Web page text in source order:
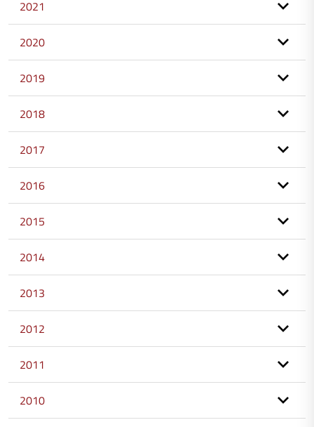
2021
2020
2019
2018
2017
2016
2015
2014
2013
2012
2011
2010